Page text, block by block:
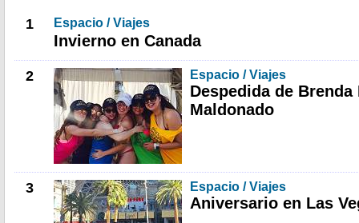
1 Espacio / Viajes
Invierno en Canada
2 Espacio / Viajes
Despedida de Brenda
Maldonado
3 Espacio / Viajes
Aniversario en Las